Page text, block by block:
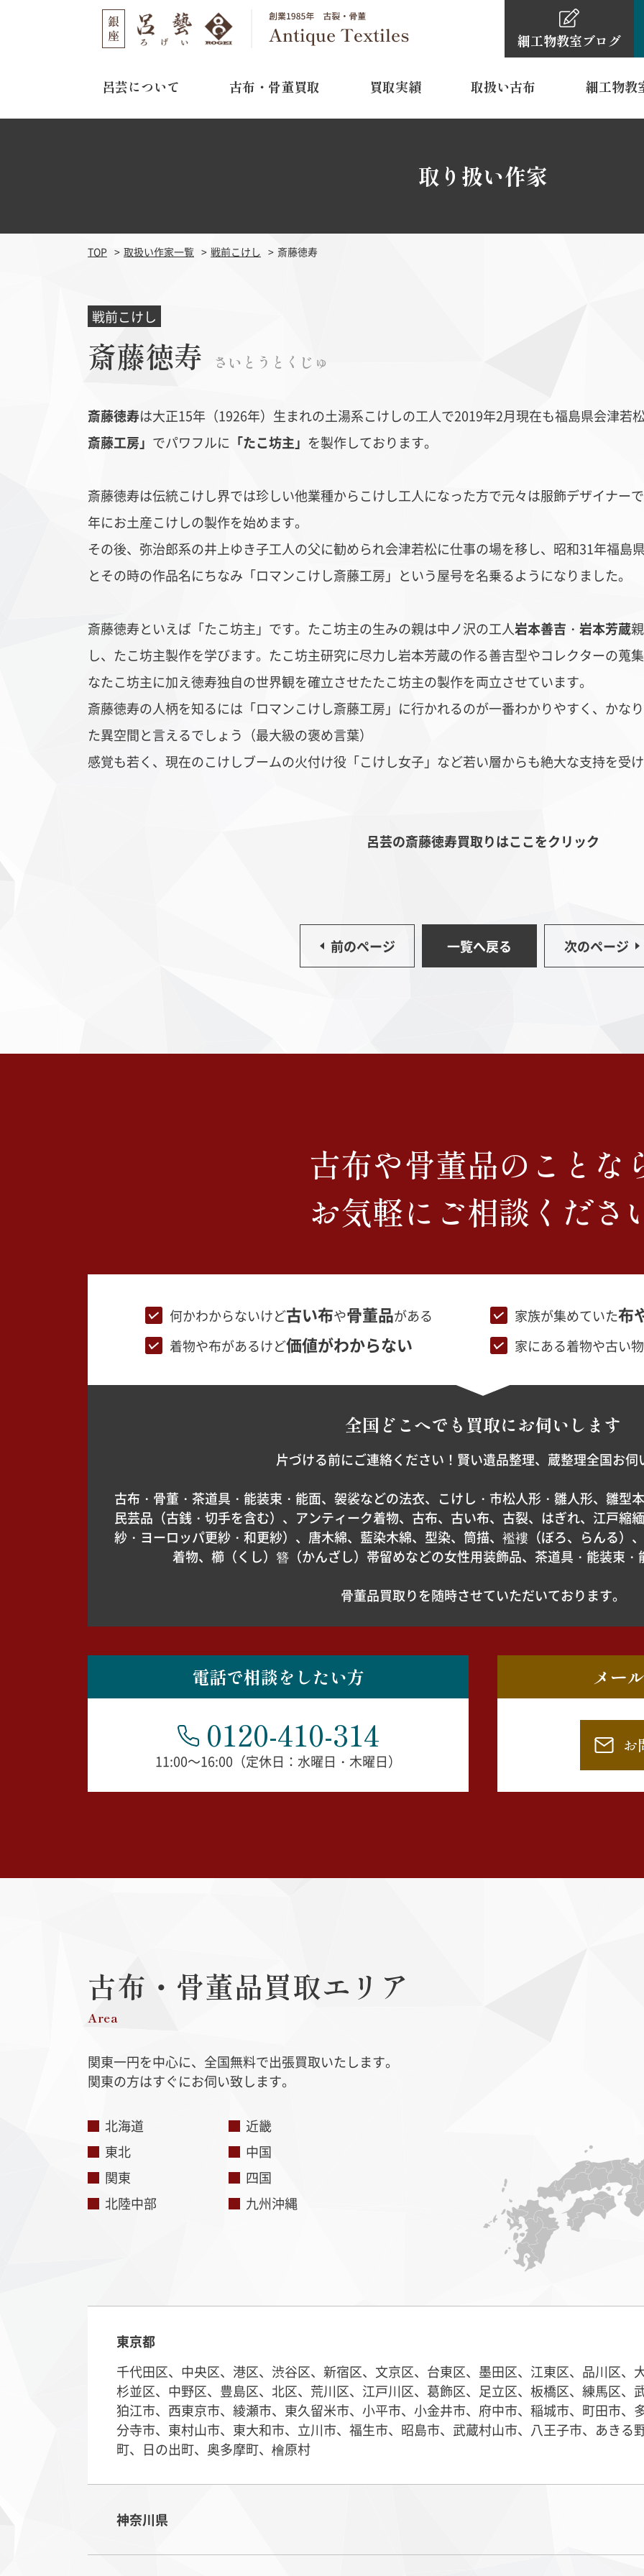
細工物教室ブログ
定休日
水曜日・木曜日
TEL
呂芸について 古布・骨董買取
よくある質問
買取実績 取扱い古布 細工物教
取り扱い作家
TOP 取扱い作家一覧 戦前こけし 斎藤徳寿
戦前こけし
斎藤徳寿 さいとうとくじゅ
斎藤徳寿は大正15年（1926年）生まれの土湯系こけしの工人で2019年2月現在も福島県会津若
斎藤工房」 でパワフルに 「たこ坊主」 を製作しております。
斎藤徳寿は伝統こけし界では珍しい他業種からこけし工人になった方で元々は服飾デザイナー
年にお土産こけしの製作を始めます。
その後、弥治郎系の井上ゆき子工人の父に勧められ会津若松に仕事の場を移し、昭和31年福島
とその時の作品名にちなみ「ロマンこけし斎藤工房」という屋号を名乗るようになりました。
斎藤徳寿といえば「たこ坊主」です。たこ坊主の生みの親は中ノ沢の工人岩本善吉 ・ 岩本芳蔵
し、たこ坊主製作を学びます。たこ坊主研究に尽力し岩本芳蔵の作る善吉型やコレクターの蒐
なたこ坊主に加え徳寿独自の世界観を確立させたたこ坊主の製作を両立させています。
斎藤徳寿の人柄を知るには「ロマンこけし斎藤工房」に行かれるのが一番わかりやすく、かなり
た異空間と言えるでしょう（最大級の褒め言葉）
感覚も若く、現在のこけしブームの火付け役「こけし女子」など若い層からも絶大な支持を受
呂芸の斎藤徳寿買取りはここをクリック
前のページ 一覧へ戻る 次のページ
古布や骨董品のことな
お気軽にご相談くださ
何かわからないけど古い布や骨董品がある 家族が集めていた布
着物や布があるけど価値がわからない 家にある着物や古い
全国どこへでも 買取にお伺いします
片づける前にご連絡ください！賢い遺品整理、蔵整理全国お伺
古布・骨董・茶道具・能装束・能面、袈裟などの法衣、こけし・市松人形・雛人形、雛型
民芸品（古銭・切手を含む）、アンティーク着物、古布、古い布、古裂、はぎれ、江戸縮
紗・ヨーロッパ更紗・和更紗）、唐木綿、藍染木綿、型染、筒描、襤褸（ぼろ、らんる）
着物、櫛（くし）簪（かんざし）帯留めなどの女性用装飾品、茶道具・能装束
骨董品買取りを随時させていただいております。
電話で相談をしたい方
0120-410-314
11:00～16:00（定休日：水曜日・木曜日）
メー
お
古布・骨董品買取エリア
Area
関東一円を中心に、全国無料で出張買取いたします。
関東の方はすぐにお伺い致します。
北海道
東北
関東
北陸中部
近畿
中国
四国
九州沖縄
東京都
千代田区、中央区、港区、渋谷区、新宿区、文京区、台東区、墨田区、江東区、品川区、
杉並区、中野区、豊島区、北区、荒川区、江戸川区、葛飾区、足立区、板橋区、練馬区、
狛江市、西東京市、綾瀬市、東久留米市、小平市、小金井市、府中市、稲城市、町田市、
分寺市、東村山市、東大和市、立川市、福生市、昭島市、武蔵村山市、八王子市、あきる
町、日の出町、奥多摩町、檜原村
神奈川県